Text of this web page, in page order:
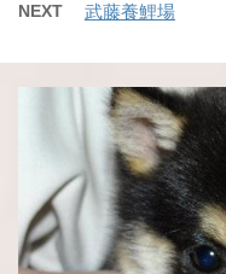
NEXT 武藤養鯉場